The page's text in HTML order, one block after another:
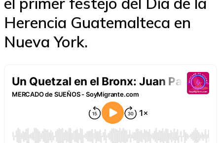
Herencia Guatemalteca en
Nueva York.